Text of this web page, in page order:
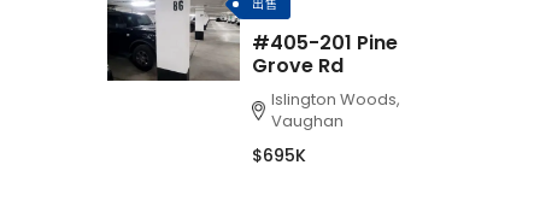
出售
#405-201 Pine
Grove Rd
Islington Woods,
Vaughan
$695K